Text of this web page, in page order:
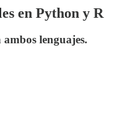
en Python y R
lenguajes.